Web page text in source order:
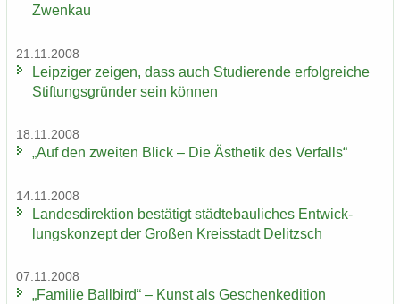
Zwenkau
21.11.2008
Leip­zi­ger zei­gen, dass auch Stu­die­ren­de er­folg­rei­che
Stif­tungs­grün­der sein kön­nen
18.11.2008
„Auf den zwei­ten Blick – Die Äs­the­tik des Ver­falls“
14.11.2008
Lan­des­di­rek­ti­on be­stä­tigt städ­te­bau­li­ches Ent­wick­
lungs­kon­zept der Gro­ßen Kreis­stadt De­litzsch
07.11.2008
„Fa­mi­lie Ball­bird“ – Kunst als Ge­schen­ke­di­ti­on